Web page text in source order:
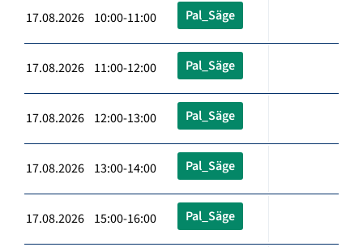
17.08.2026 10:00-11:00 Pal_Säge
17.08.2026 11:00-12:00 Pal_Säge
17.08.2026 12:00-13:00 Pal_Säge
17.08.2026 13:00-14:00 Pal_Säge
17.08.2026 15:00-16:00 Pal_Säge